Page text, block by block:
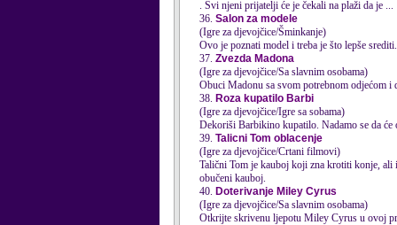
. Svi njeni prijatelji će je čekali na plaži da je ...
36. Salon za modele
(Igre za djevojčice/Šminkanje)
Ovo je poznati model i treba je što lepše srediti.
37. Zvezda Madona
(Igre za djevojčice/Sa slavnim osobama)
Obuci Madonu sa svom potrebnom odjećom i
38. Roza kupatilo Barbi
(Igre za djevojčice/Igre sa sobama)
Dekoriši Barbikino kupatilo. Nadamo se da će
39. Talicni Tom oblacenje
(Igre za djevojčice/Crtani filmovi)
Talični Tom je kauboj koji zna krotiti konje, ali
obučeni kauboj.
40. Doterivanje Miley Cyrus
(Igre za djevojčice/Sa slavnim osobama)
Otkrijte skrivenu ljepotu Miley Cyrus u ovoj